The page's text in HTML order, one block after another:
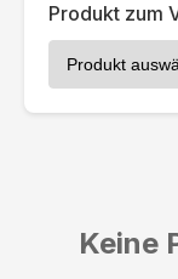
Produkt zum
Keine